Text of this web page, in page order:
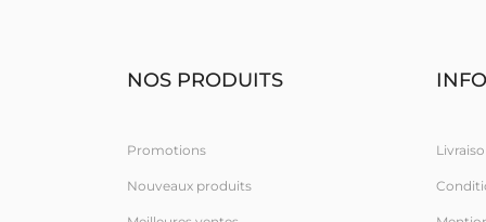
NOS PRODUITS
Promotions
Nouveaux produits